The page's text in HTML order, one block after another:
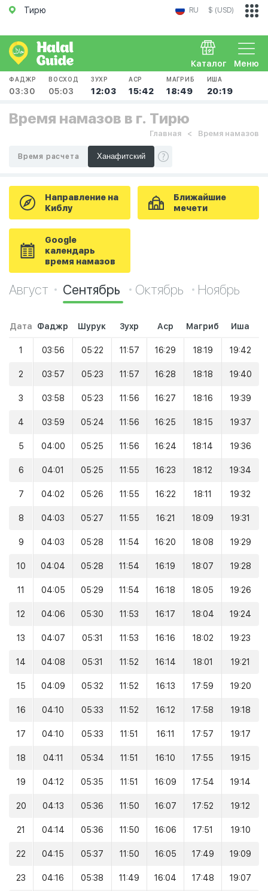
Тирю RU $ (USD)
Меню
Каталог
ФАДЖР
03:30
ВОСХОД
05:03
ЗУХР
12:03
АСР
15:42
МАГРИБ
18:49
ИША
20:19
Время намазов в г. Тирю
Главная Время намазов
Время расчета
Направление на
Киблу
Ближайшие
мечети
Google
календарь
время намазов
Август Сентябрь Октябрь Ноябрь
Дата Фаджр Шурук Зухр Аср Магриб Иша
1 03:56 05:22 11:57 16:29 18:19 19:42
2 03:57 05:23 11:57 16:28 18:18 19:40
3 03:58 05:23 11:56 16:27 18:16 19:39
4 03:59 05:24 11:56 16:25 18:15 19:37
5 04:00 05:25 11:56 16:24 18:14 19:36
6 04:01 05:25 11:55 16:23 18:12 19:34
7 04:02 05:26 11:55 16:22 18:11 19:32
8 04:03 05:27 11:55 16:21 18:09 19:31
9 04:03 05:28 11:54 16:20 18:08 19:29
10 04:04 05:28 11:54 16:19 18:07 19:28
11 04:05 05:29 11:54 16:18 18:05 19:26
12 04:06 05:30 11:53 16:17 18:04 19:24
13 04:07 05:31 11:53 16:16 18:02 19:23
14 04:08 05:31 11:52 16:14 18:01 19:21
15 04:09 05:32 11:52 16:13 17:59 19:20
16 04:10 05:33 11:52 16:12 17:58 19:18
17 04:10 05:33 11:51 16:11 17:57 19:17
18 04:11 05:34 11:51 16:10 17:55 19:15
19 04:12 05:35 11:51 16:09 17:54 19:14
20 04:13 05:36 11:50 16:07 17:52 19:12
21 04:14 05:36 11:50 16:06 17:51 19:10
22 04:15 05:37 11:50 16:05 17:49 19:09
23 04:16 05:38 11:49 16:04 17:48 19:07